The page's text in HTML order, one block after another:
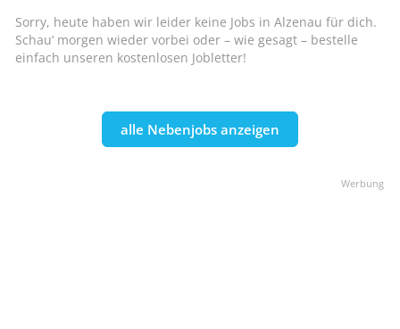
Sorry, heute haben wir leider keine Jobs in Alzenau für dich.
Schau‘ morgen wieder vorbei oder – wie gesagt – bestelle
einfach unseren kostenlosen Jobletter!
alle Nebenjobs anzeigen